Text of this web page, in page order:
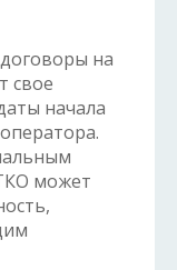
на
свое
начала
может